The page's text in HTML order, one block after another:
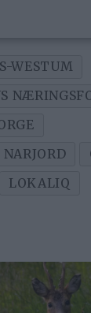
WESTUM
LOKALIQ